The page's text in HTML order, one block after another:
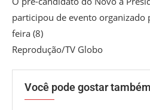
participou de evento organizado
feira (8)
Reprodução/TV Globo
Você pode gostar também